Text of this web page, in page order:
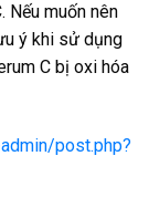
Nếu muốn nên
ý khi sử dụng
C bị oxi hóa
post.php?